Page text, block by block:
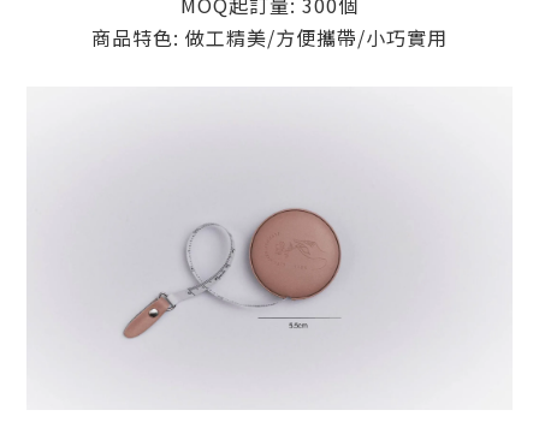
商品特色: 做工精美/方便攜帶/小巧實用